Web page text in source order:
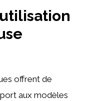
offrent de
aux modèles